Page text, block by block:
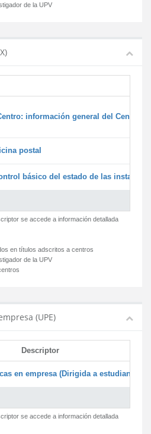
de la UPV
información general del Centro y
postal
básico del estado de las
se accede a información detallada
en títulos adscritos a centros
de la UPV
(UPE)
Descriptor
en empresa (Dirigida a estudiantes)
se accede a información detallada